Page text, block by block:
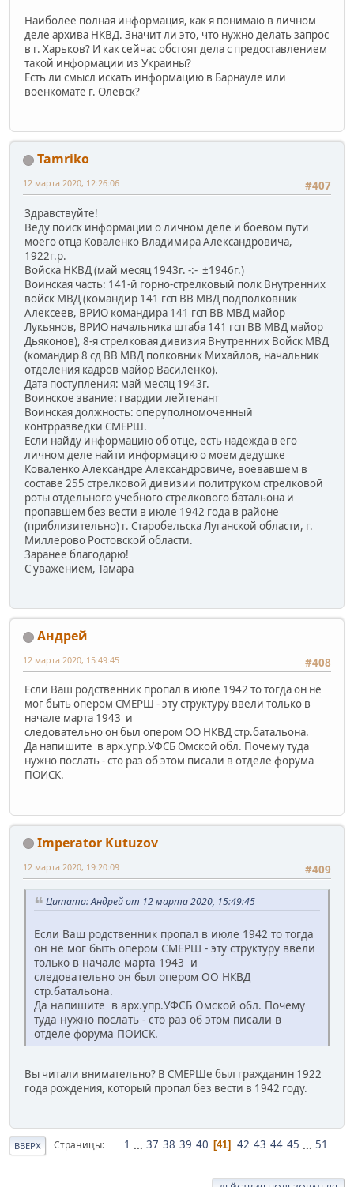
Наиболее полная информация, как я понимаю в личном
деле архива НКВД. Значит ли это, что нужно делать запрос
в г. Харьков? И как сейчас обстоят дела с предоставлением
такой информации из Украины?
Есть ли смысл искать информацию в Барнауле или
военкомате г. Олевск?
Tamriko
#407
12 марта 2020, 12:26:06
Здравствуйте!
Веду поиск информации о личном деле и боевом пути
моего отца Коваленко Владимира Александровича,
1922г.р.
Войска НКВД (май месяц 1943г. -:- ±1946г.)
Воинская часть: 141-й горно-стрелковый полк Внутренних
войск МВД (командир 141 гсп ВВ МВД подполковник
Алексеев, ВРИО командира 141 гсп ВВ МВД майор
Лукьянов, ВРИО начальника штаба 141 гсп ВВ МВД майор
Дьяконов), 8-я стрелковая дивизия Внутренних Войск МВД
(командир 8 сд ВВ МВД полковник Михайлов, начальник
отделения кадров майор Василенко).
Дата поступления: май месяц 1943г.
Воинское звание: гвардии лейтенант
Воинская должность: оперуполномоченный
контрразведки СМЕРШ.
Если найду информацию об отце, есть надежда в его
личном деле найти информацию о моем дедушке
Коваленко Александре Александровиче, воевавшем в
составе 255 стрелковой дивизии политруком стрелковой
роты отдельного учебного стрелкового батальона и
пропавшем без вести в июле 1942 года в районе
(приблизительно) г. Старобельска Луганской области, г.
Миллерово Ростовской области.
Заранее благодарю!
С уважением, Тамара
Андрей
#408
12 марта 2020, 15:49:45
Если Ваш родственник пропал в июле 1942 то тогда он не
мог быть опером СМЕРШ - эту структуру ввели только в
начале марта 1943 и
следовательно он был опером ОО НКВД стр.батальона.
Да напишите в арх.упр.УФСБ Омской обл. Почему туда
нужно послать - сто раз об этом писали в отделе форума
ПОИСК.
Imperator Kutuzov
#409
12 марта 2020, 19:20:09
Цитата: Андрей от 12 марта 2020, 15:49:45
Если Ваш родственник пропал в июле 1942 то тогда
он не мог быть опером СМЕРШ - эту структуру ввели
только в начале марта 1943 и
следовательно он был опером ОО НКВД
стр.батальона.
Да напишите в арх.упр.УФСБ Омской обл. Почему
туда нужно послать - сто раз об этом писали в
отделе форума ПОИСК.
Вы читали внимательно? В СМЕРШе был гражданин 1922
года рождения, который пропал без вести в 1942 году.
ВВЕРХ Страницы 1 ... 37 38 39 40 41 42 43 44 45 ... 51